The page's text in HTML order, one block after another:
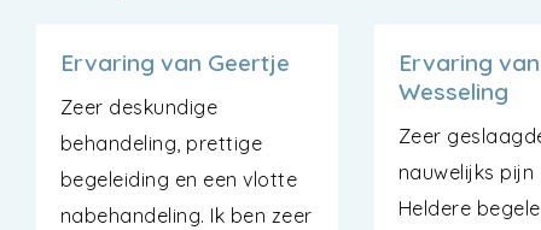
Ervaring van Geertje
Zeer deskundige
behandeling, prettige
begeleiding en een vlotte
nabehandeling. Ik ben zeer
Ervaring
Wesseling
Zeer
nauwelijks pijn
Heldere